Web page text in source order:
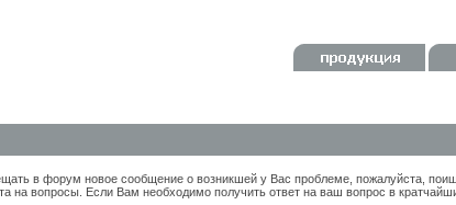
в форум новое сообщение о возникшей у Вас проблеме, пожалуйста,
на вопросы. Если Вам необходимо получить ответ на ваш вопрос в